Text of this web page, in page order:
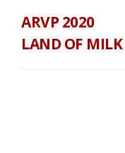
ARVP 2020
LAND OF